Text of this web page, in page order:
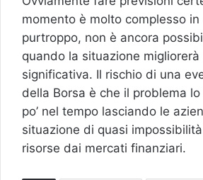
momento è molto complesso in
purtroppo, non è ancora
quando la situazione migliorerà
significativa. Il rischio di una
della Borsa è che il problema
po’ nel tempo lasciando le
situazione di quasi
risorse dai mercati finanziari.